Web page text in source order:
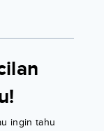
ingin tahu